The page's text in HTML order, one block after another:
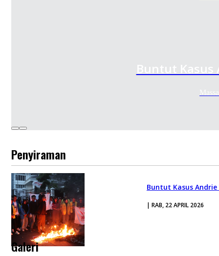
Buntut Kasus
Penyiraman
Buntut Kasus Andrie
| RAB, 22 APRIL 2026
Galeri